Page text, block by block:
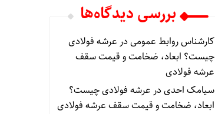
بررسی دیدگاه‌ها
کارشناس روابط عمومیدر عرشه فولادی
چیست؟ ابعاد، ضخامت و قیمت سقف
عرشه فولادی
سیامک احدیدر عرشه فولادی چیست؟
ابعاد، ضخامت و قیمت سقف عرشه فولادی